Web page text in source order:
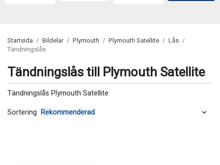
Startsida / Bildelar / Plymouth / Plymouth Satellite / Lås /
Tändningslås
Tändningslås till Plymouth Satellite
Tändningslås Plymouth Satellite
Sortering